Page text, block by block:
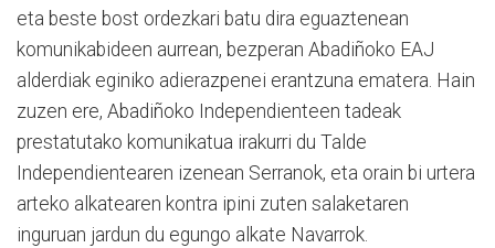
eta beste bost ordezkari batu dira eguaztenean
komunikabideen aurrean, bezperan Abadiñoko EAJ
alderdiak eginiko adierazpenei erantzuna ematera. Hain
zuzen ere, Abadiñoko Independienteen tadeak
prestatutako komunikatua irakurri du Talde
Independientearen izenean Serranok, eta orain bi urtera
arteko alkatearen kontra ipini zuten salaketaren
inguruan jardun du egungo alkate Navarrok.